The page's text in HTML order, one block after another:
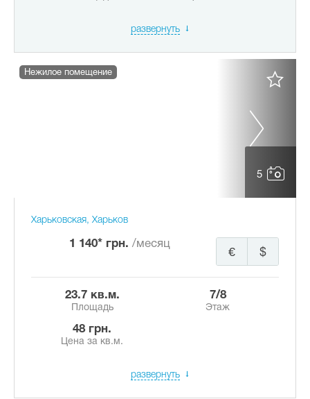
развернуть
5
Нежилое помещение
Харьковская, Харьков
1 140* грн. /месяц
$
€
23.7 кв.м.
Площадь
7/8
Этаж
48 грн.
Цена за кв.м.
развернуть